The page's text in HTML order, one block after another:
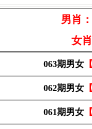
男肖
女
063期男女
062期男女
061期男女